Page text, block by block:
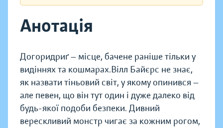
Анотація
Догоридриґ — місце, бачене раніше тільки у
видіннях та кошмарах.Вілл Байєрс не знає,
як назвати тіньовий світ, у якому опинився —
але певен, що він тут один і дуже далеко від
будь-якої подоби безпеки. Дивний
верескливий монстр чигає за кожним рогом,